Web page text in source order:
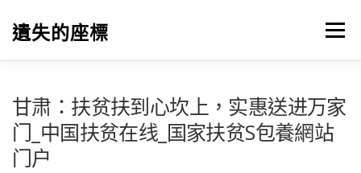
遺失的座標 選單
甘肃：扶贫扶到心坎上，实惠送进万家
门_中国扶贫在线_国家扶贫S包養網站
门户